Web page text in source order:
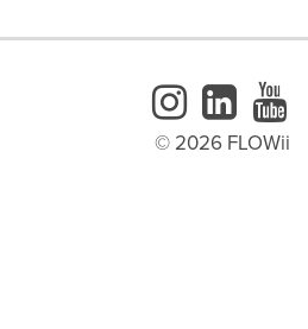
Instagram
© 2026 FLOWii